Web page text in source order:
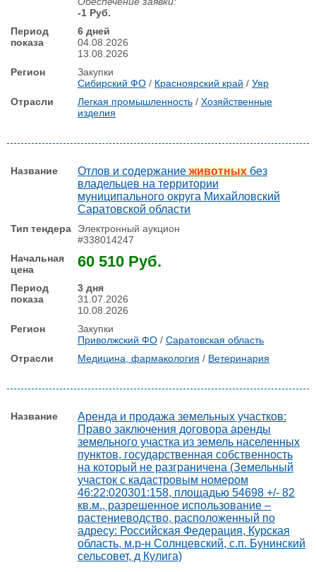
-1 Руб.
6 дней
04.08.2026
13.08.2026
Закупки
Сибирский ФО / Красноярский край / Уяр
Легкая промышленность / Хозяйственные
изделия
Отлов и содержаниеживотныхбез
владельцев на территории
муниципального округа Михайловский
Саратовской области
Электронный аукцион
#338014247
60 510 Руб.
3 дня
31.07.2026
10.08.2026
Закупки
Приволжский ФО / Саратовская область
Медицина, фармакология / Ветеринария
Аренда и продажа земельных участков:
Право заключения договора аренды
земельного участка из земель населенных
пунктов, государственная собственность
на который не разграничена (Земельный
участок с кадастровым номером
46:22:020301:158, площадью 54698 +/- 82
кв.м., разрешенное использование –
растениеводство, расположенный по
адресу: Российская Федерация, Курская
область, м.р-н Солнцевский, с.п. Бунинский
сельсовет, д Кулига)